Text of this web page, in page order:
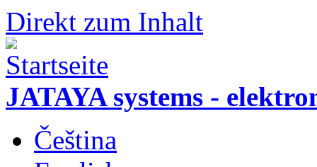
Direkt zum Inhalt
JATAYA systems -
Čeština